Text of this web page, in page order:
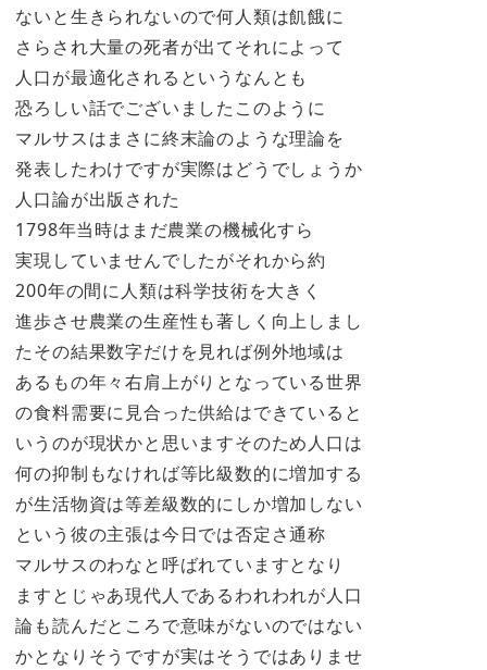
ないと生きられないので何人類は飢餓に
さらされ大量の死者が出てそれによって
人口が最適化されるというなんとも
恐ろしい話でございましたこのように
マルサスはまさに終末論のような理論を
発表したわけですが実際はどうでしょうか
人口論が出版された
1798年当時はまだ農業の機械化すら
実現していませんでしたがそれから約
200年の間に人類は科学技術を大きく
進歩させ農業の生産性も著しく向上しまし
たその結果数字だけを見れば例外地域は
あるもの年々右肩上がりとなっている世界
の食料需要に見合った供給はできていると
いうのが現状かと思いますそのため人口は
何の抑制もなければ等比級数的に増加する
が生活物資は等差級数的にしか増加しない
という彼の主張は今日では否定さ通称
マルサスのわなと呼ばれていますとなり
ますとじゃあ現代人であるわれわれが人口
論も読んだところで意味がないのではない
かとなりそうですが実はそうではありませ